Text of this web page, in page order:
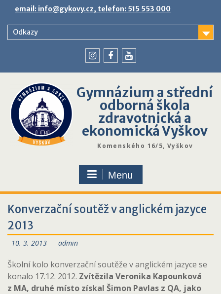
content
email: info@gykovy.cz, telefon: 515 553 000
Odkazy
Gymnázium a střední
odborná škola
zdravotnická a
ekonomická Vyškov
Komenského 16/5, Vyškov
Menu
Konverzační soutěž v anglickém jazyce
2013
10. 3. 2013 admin
Školní kolo konverzační soutěže v anglickém jazyce se
konalo 17.12. 2012. Zvítězila Veronika Kapounková
z MA, druhé místo získal Šimon Pavlas z QA, jako